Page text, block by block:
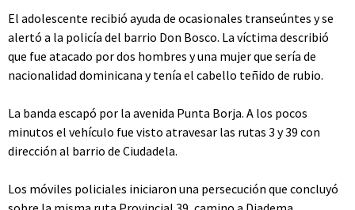
El adolescente recibió ayuda de ocasionales transeúntes y se
alertó a la policía del barrio Don Bosco. La víctima describió
que fue atacado por dos hombres y una mujer que sería de
nacionalidad dominicana y tenía el cabello teñido de rubio.
La banda escapó por la avenida Punta Borja. A los pocos
minutos el vehículo fue visto atravesar las rutas 3 y 39 con
dirección al barrio de Ciudadela.
Los móviles policiales iniciaron una persecución que concluyó